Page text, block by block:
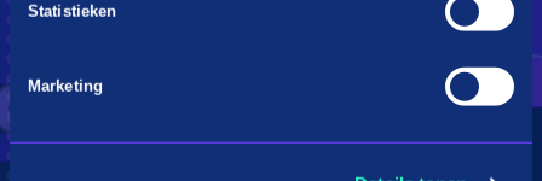
Statistieken
Marketing